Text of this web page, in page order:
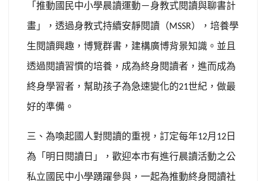
「推動國民中小學晨讀運動－身教式閱讀與聊書計
畫」，透過身教式持續安靜閱讀（MSSR），培養學
生閱讀興趣，博覽群書，建構廣博背景知識。並且
透過閱讀習慣的培養，成為終身閱讀者，進而成為
終身學習者，幫助孩子為急速變化的21世紀，做最
好的準備。
三、為喚起國人對閱讀的重視，訂定每年12月 12 日
為「明日閱讀日」，歡迎本市有進行晨讀活動之公
私立國民中小學踴躍參與，一起為推動終身閱讀社